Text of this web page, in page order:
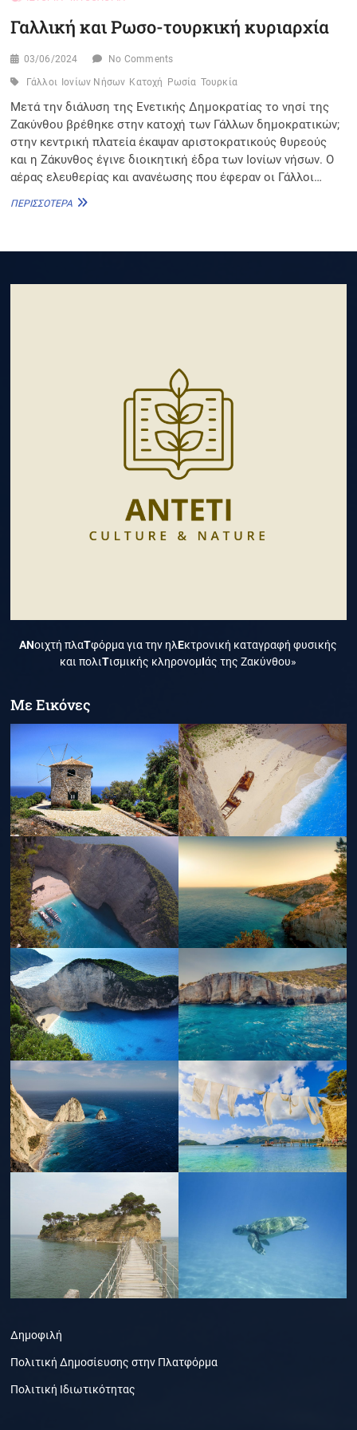
Γαλλική και Ρωσο-τουρκική κυριαρχία
03/06/2024 No Comments
Γάλλοι Ιονίων Νήσων Κατοχή Ρωσία Τουρκία
Μετά την διάλυση της Ενετικής Δημοκρατίας το νησί της
Ζακύνθου βρέθηκε στην κατοχή των Γάλλων δημοκρατικών;
στην κεντρική πλατεία έκαψαν αριστοκρατικούς θυρεούς
και η Ζάκυνθος έγινε διοικητική έδρα των Ιονίων νήσων. Ο
αέρας ελευθερίας και ανανέωσης που έφεραν οι Γάλλοι…
ΠΕΡΙΣΣΌΤΕΡΑ ΓΑΛΛΙΚΉ
ΑΝοιχτή πλαΤφόρμα για την ηλΕκτρονική καταγραφή φυσικής
και πολιΤισμικής κληρονομΙάς της Ζακύνθου»
Με Εικόνες
Δημοφιλή
Πολιτική Δημοσίευσης στην Πλατφόρμα
Πολιτική Ιδιωτικότητας